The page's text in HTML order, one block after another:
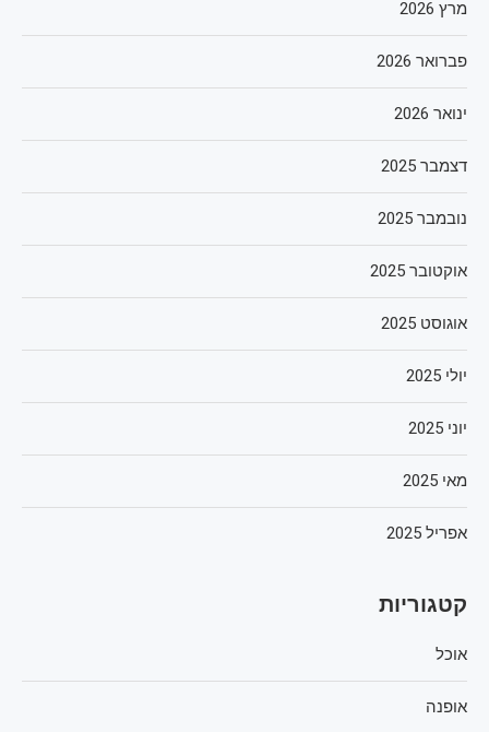
מרץ 2026
פברואר 2026
ינואר 2026
דצמבר 2025
נובמבר 2025
אוקטובר 2025
אוגוסט 2025
יולי 2025
יוני 2025
מאי 2025
אפריל 2025
קטגוריות
אוכל
אופנה